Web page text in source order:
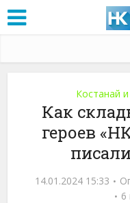
Костанай
Как
героев
14.01.2024 15:33
6